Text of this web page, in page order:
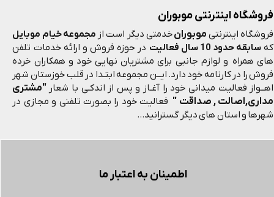
ابعاد / وزن
قطر بلندگو
پردازشگر گرافیکی GPU
دقت صفحه نمایش
فروشگاه اینترنتی موبوران
فروشگاه اینترنتی موبورانخدمتی دیگر است از مجموعه خیام موبایل
که سابقه حدود 10 سال فعالیت
در حوزه فروش و ارائه خدمات تلفن
های همراه و لوازم جانبی برای مشتریان نهایی خود و همکاران خرده
فروش را در کارنامه خود دارد. ایــن مجموعه ابتـدا در قلب خوزستان شهر
اهــواز فعالیت میدانی خود را آغـاز و پس از اندکـی با شعار "مشتری
مداری,اصالت , صداقت " فعالیت خود را بصورت تلفنی و مجازی در
شهرها و استان های دیگر گسترانید...
اطمینان به اعتبار ما